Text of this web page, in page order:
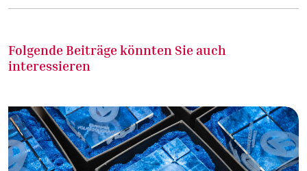
Folgende Beiträge könnten Sie auch
interessieren